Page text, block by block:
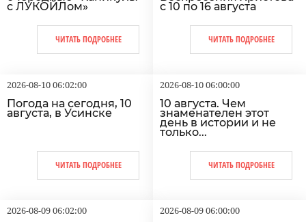
с ЛУКОЙЛом»
ЧИТАТЬ ПОДРОБНЕЕ
с 10 по 16 августа
ЧИТАТЬ ПОДРОБНЕЕ
2026-08-10 06:02:00
Погода на сегодня, 10
августа, в Усинске
ЧИТАТЬ ПОДРОБНЕЕ
2026-08-10 06:00:00
10 августа. Чем
знаменателен этот
день в истории и не
только...
ЧИТАТЬ ПОДРОБНЕЕ
2026-08-09 06:02:00 2026-08-09 06:00:00